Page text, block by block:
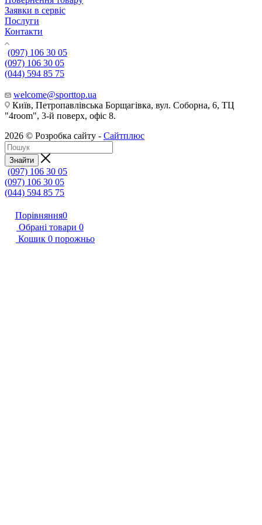
Заявки в сервіс
Послуги
Контакти
(097) 106 30 05
(097) 106 30 05
(044) 594 85 75
welcome@sporttop.ua
Київ, Петропавлівська Борщагівка, вул. Соборна, 6, ТЦ
"4room", 3-й поверх, офіс 8.
2026 © Розробка сайту - Сайтплюс
Знайти
(097) 106 30 05
(097) 106 30 05
(044) 594 85 75
Порівняння0
Обрані товари 0
Кошик 0 порожньо